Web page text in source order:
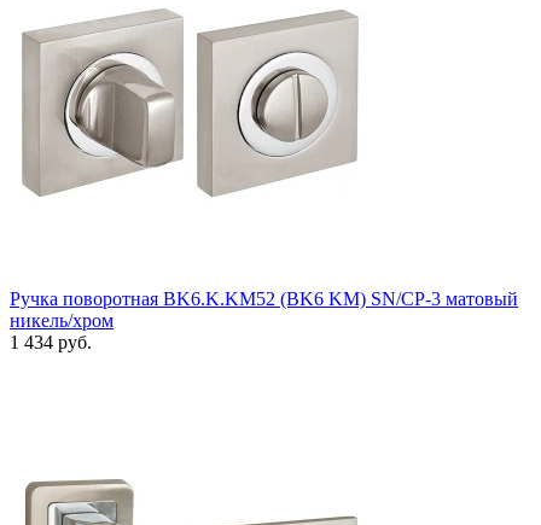
Ручка поворотная BK6.K.KM52 (BK6 KM) SN/CP-3 матовый
никель/хром
1 434 руб.